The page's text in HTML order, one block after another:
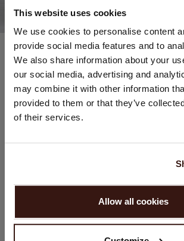
This website uses cookies
We use cookies to personalise content
provide social media features and to
We also share information about your
our social media, advertising and
may combine it with other information
provided to them or that they’ve
of their services.
Allow all cookies
Baumwolle / Polyester
Jeanshose Mit Destroyed Details
1 FARBEN
STANDORT ÄNDERN
Sie besuchen Repeat cashmere von
Möchten Sie Ihre Standort aktualisieren?
Vereinigte Staaten ($)
WEITER